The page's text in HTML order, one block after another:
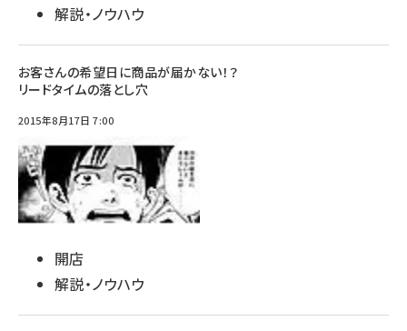
解説・ノウハウ
お客さんの希望日に商品が届かない！？
リードタイムの落とし穴
2015年8月17日 7:00
開店
解説・ノウハウ